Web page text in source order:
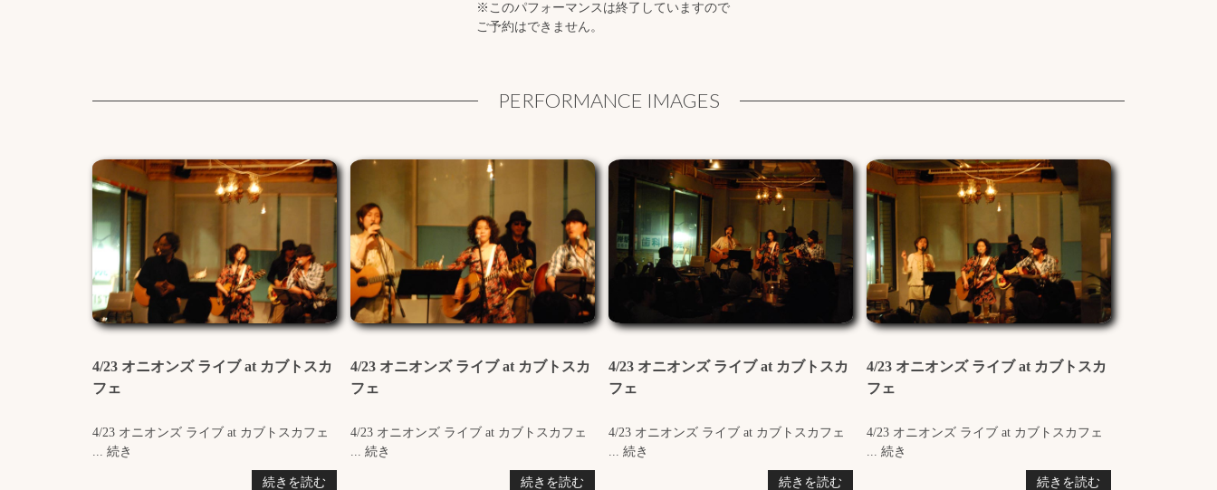
※このパフォーマンスは終了していますので
ご予約はできません。
PERFORMANCE IMAGES
4/23 オニオンズ ライブ at カブトスカ
フェ
4/23 オニオンズ ライブ at カブトスカフェ
... 続き
続きを読む
4/23 オニオンズ ライブ at カブトスカ
フェ
4/23 オニオンズ ライブ at カブトスカフェ
... 続き
続きを読む
4/23 オニオンズ ライブ at カブトスカ
フェ
4/23 オニオンズ ライブ at カブトスカフェ
... 続き
続きを読む
4/23 オニオンズ ライブ at カブトスカ
フェ
4/23 オニオンズ ライブ at カブトスカフェ
... 続き
続きを読む